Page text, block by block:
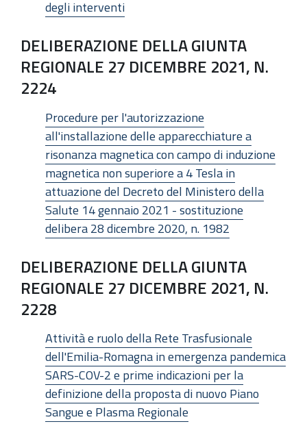
degli interventi
DELIBERAZIONE DELLA GIUNTA
REGIONALE 27 DICEMBRE 2021, N.
2224
Procedure per l'autorizzazione
all'installazione delle apparecchiature a
risonanza magnetica con campo di induzione
magnetica non superiore a 4 Tesla in
attuazione del Decreto del Ministero della
Salute 14 gennaio 2021 - sostituzione
delibera 28 dicembre 2020, n. 1982
DELIBERAZIONE DELLA GIUNTA
REGIONALE 27 DICEMBRE 2021, N.
2228
Attività e ruolo della Rete Trasfusionale
dell'Emilia-Romagna in emergenza pandemica
SARS-COV-2 e prime indicazioni per la
definizione della proposta di nuovo Piano
Sangue e Plasma Regionale